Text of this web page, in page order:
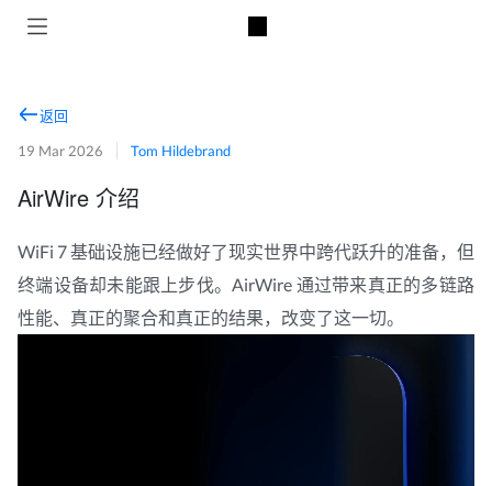
返回
19 Mar 2026 Tom Hildebrand
AirWire 介绍
WiFi 7 基础设施已经做好了现实世界中跨代跃升的准备，但
终端设备却未能跟上步伐。AirWire 通过带来真正的多链路
性能、真正的聚合和真正的结果，改变了这一切。